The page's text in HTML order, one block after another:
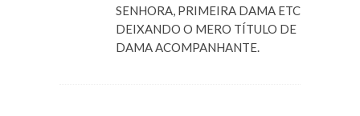
SENHORA, PRIMEIRA DAMA ETC
DEIXANDO O MERO TÍTULO DE
DAMA ACOMPANHANTE.